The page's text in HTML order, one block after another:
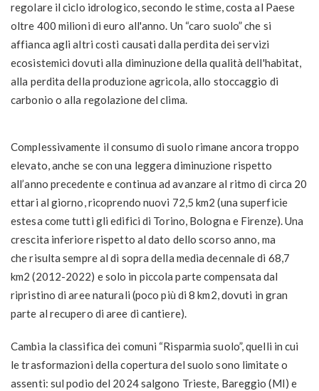
regolare il ciclo idrologico, secondo le stime, costa al Paese
oltre 400 milioni di euro all'anno. Un “caro suolo” che si
affianca agli altri costi causati dalla perdita dei servizi
ecosistemici dovuti alla diminuzione della qualità dell'habitat,
alla perdita della produzione agricola, allo stoccaggio di
carbonio o alla regolazione del clima.
Complessivamente il consumo di suolo rimane ancora troppo
elevato, anche se con una leggera diminuzione rispetto
all’anno precedentee continua ad avanzare al ritmo di circa 20
ettari al giorno, ricoprendo nuovi 72,5 km2 (una superficie
estesa come tutti gli edifici di Torino, Bologna e Firenze). Una
crescita inferiore rispetto al dato dello scorso anno, ma
cherisulta sempre al di sopra della media decennale di 68,7
km2 (2012-2022) e solo in piccola parte compensata dal
ripristino di aree naturali (poco più di 8 km2, dovuti in gran
parte al recupero di aree di cantiere).
Cambia la classifica dei comuni “Risparmia suolo”, quelli in cui
le trasformazioni della copertura del suolo sono limitate o
assenti: sul podio del 2024 salgono Trieste, Bareggio (MI) e